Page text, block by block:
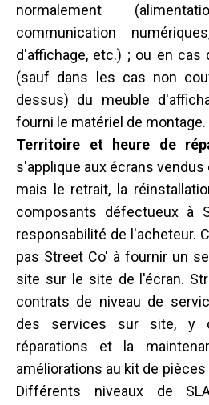
normalement
communication
d'affichage, etc.) ; ou en cas
(sauf dans les cas non
dessus) du meuble
fourni le matériel de montage.
Territoire et heure de
s'applique aux écrans vendus
mais le retrait, la
composants défectueux à
responsabilité de l'acheteur.
pas Street Co' à fournir un
site sur le site de l'écran.
contrats de niveau de
des services sur site, y
réparations et la
améliorations au kit de
Différents niveaux de